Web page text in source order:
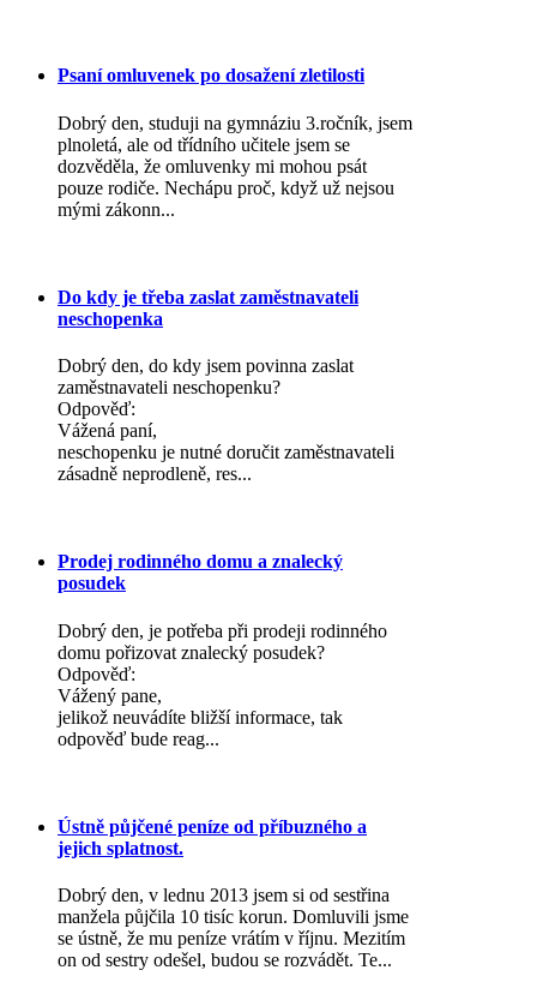
Psaní omluvenek po dosažení zletilosti
Dobrý den, studuji na gymnáziu 3.ročník, jsem
plnoletá, ale od třídního učitele jsem se
dozvěděla, že omluvenky mi mohou psát
pouze rodiče. Nechápu proč, když už nejsou
mými zákonn...
Do kdy je třeba zaslat zaměstnavateli
neschopenka
Dobrý den, do kdy jsem povinna zaslat
zaměstnavateli neschopenku?
Odpověď:
Vážená paní,
neschopenku je nutné doručit zaměstnavateli
zásadně neprodleně, res...
Prodej rodinného domu a znalecký
posudek
Dobrý den, je potřeba při prodeji rodinného
domu pořizovat znalecký posudek?
Odpověď:
Vážený pane,
jelikož neuvádíte bližší informace, tak
odpověď bude reag...
Ústně půjčené peníze od příbuzného a
jejich splatnost.
Dobrý den, v lednu 2013 jsem si od sestřina
manžela půjčila 10 tisíc korun. Domluvili jsme
se ústně, že mu peníze vrátím v říjnu. Mezitím
on od sestry odešel, budou se rozvádět. Te...